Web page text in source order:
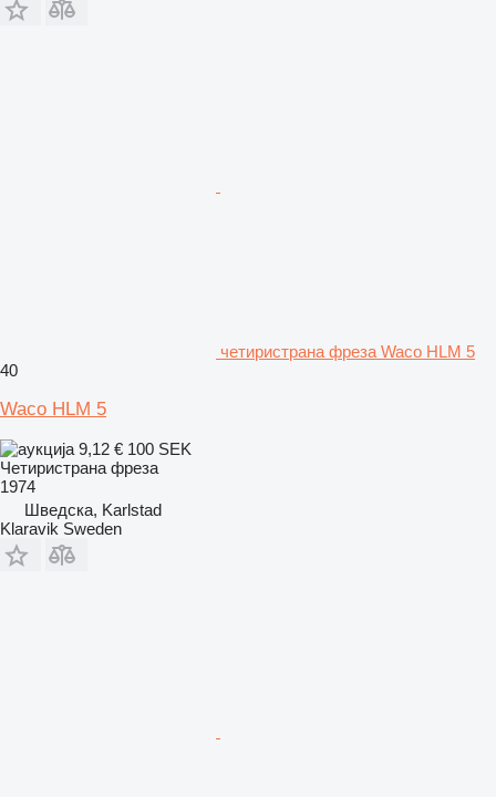
четиристрана фреза Waco HLM 5
40
Waco HLM 5
9,12 € 100 SEK
Четиристрана фреза
1974
Шведска, Karlstad
Klaravik Sweden